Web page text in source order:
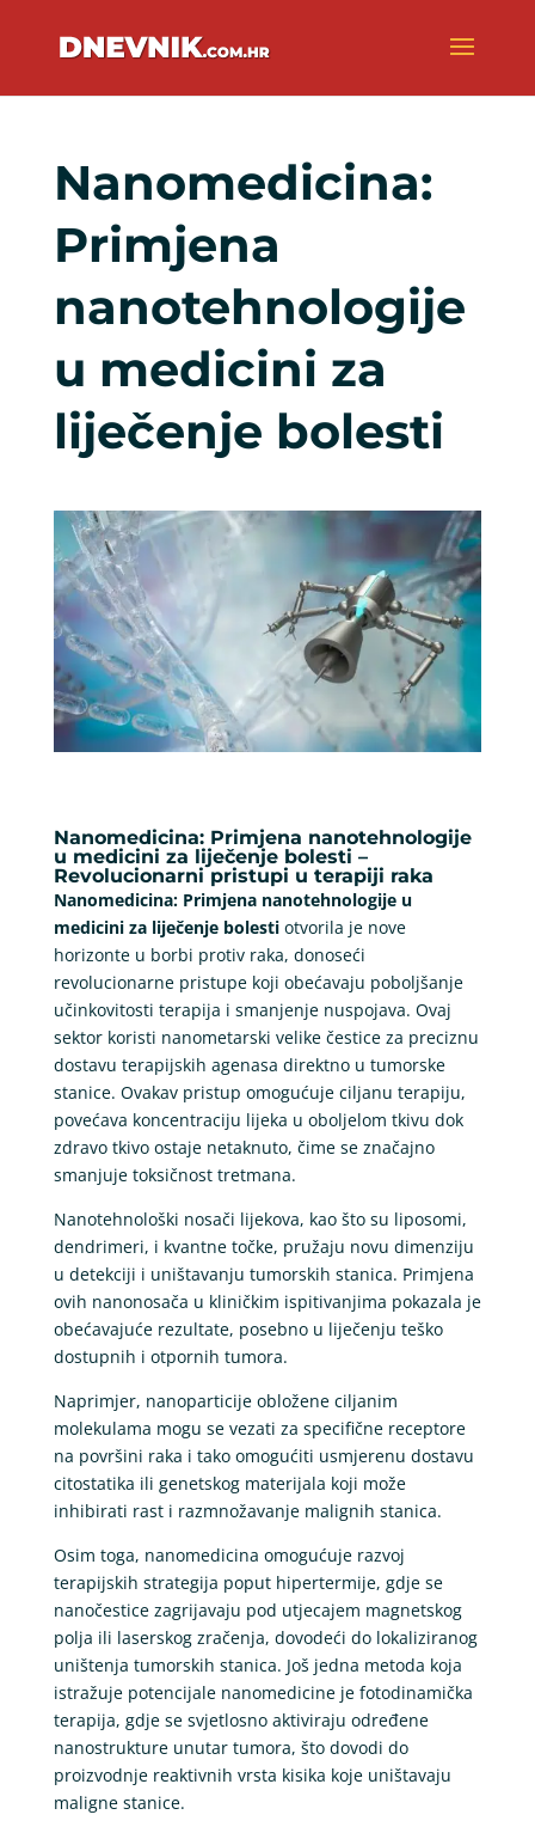
Nanomedicina:
Primjena
nanotehnologije
u medicini za
liječenje bolesti
Nanomedicina: Primjena nanotehnologije
u medicini za liječenje bolesti –
Revolucionarni pristupi u terapiji raka
Nanomedicina: Primjena nanotehnologije u
medicini za liječenje bolestiotvorila je nove
horizonte u borbi protiv raka, donoseći
revolucionarne pristupe koji obećavaju poboljšanje
učinkovitosti terapija i smanjenje nuspojava. Ovaj
sektor koristi nanometarski velike čestice za preciznu
dostavu terapijskih agenasa direktno u tumorske
stanice. Ovakav pristup omogućuje ciljanu terapiju,
povećava koncentraciju lijeka u oboljelom tkivu dok
zdravo tkivo ostaje netaknuto, čime se značajno
smanjuje toksičnost tretmana.
Nanotehnološki nosači lijekova, kao što su liposomi,
dendrimeri, i kvantne točke, pružaju novu dimenziju
u detekciji i uništavanju tumorskih stanica. Primjena
ovih nanonosača u kliničkim ispitivanjima pokazala je
obećavajuće rezultate, posebno u liječenju teško
dostupnih i otpornih tumora.
Naprimjer, nanoparticije obložene ciljanim
molekulama mogu se vezati za specifične receptore
na površini raka i tako omogućiti usmjerenu dostavu
citostatika ili genetskog materijala koji može
inhibirati rast i razmnožavanje malignih stanica.
Osim toga, nanomedicina omogućuje razvoj
terapijskih strategija poput hipertermije, gdje se
nanočestice zagrijavaju pod utjecajem magnetskog
polja ili laserskog zračenja, dovodeći do lokaliziranog
uništenja tumorskih stanica. Još jedna metoda koja
istražuje potencijale nanomedicine je fotodinamička
terapija, gdje se svjetlosno aktiviraju određene
nanostrukture unutar tumora, što dovodi do
proizvodnje reaktivnih vrsta kisika koje uništavaju
maligne stanice.